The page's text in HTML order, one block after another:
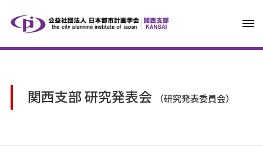
関西支部 研究発表会 （研究発表委員会）